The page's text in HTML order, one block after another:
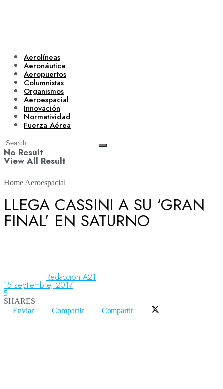
Aerolíneas
Aeronáutica
Aeropuertos
Columnistas
Organismos
Aeroespacial
Innovación
Normatividad
Fuerza Aérea
No Result
View All Result
Aerolíneas
Aeropuertos
Home Aeroespacial
LLEGA CASSINI A SU ‘GRAN
FINAL’ EN SATURNO
Redacción A21
15 septiembre, 2017
5
SHARES
Enviar
Compartir Compartir